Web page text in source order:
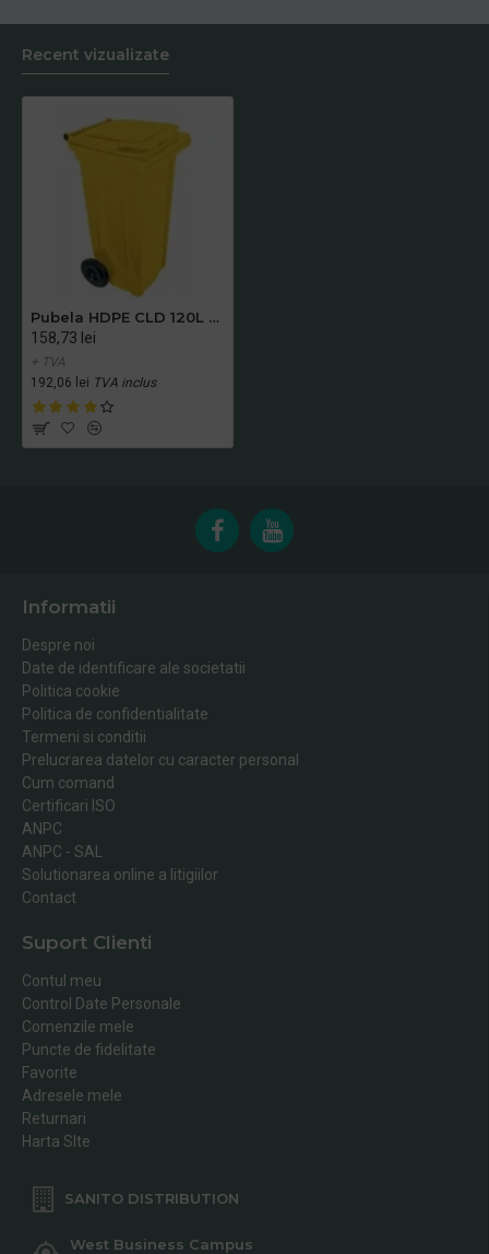
Recent vizualizate
Pubela HDPE CLD 120L galben - Transport Inclus
158,73 lei
+ TVA
192,06 lei TVA inclus
Informatii
Despre noi
Date de identificare ale societatii
Politica cookie
Politica de confidentialitate
Termeni si conditii
Prelucrarea datelor cu caracter personal
Cum comand
Certificari ISO
ANPC
ANPC - SAL
Solutionarea online a litigiilor
Contact
Suport Clienti
Contul meu
Control Date Personale
Comenzile mele
Puncte de fidelitate
Favorite
Adresele mele
Returnari
Harta SIte
SANITO DISTRIBUTION
West Business Campus